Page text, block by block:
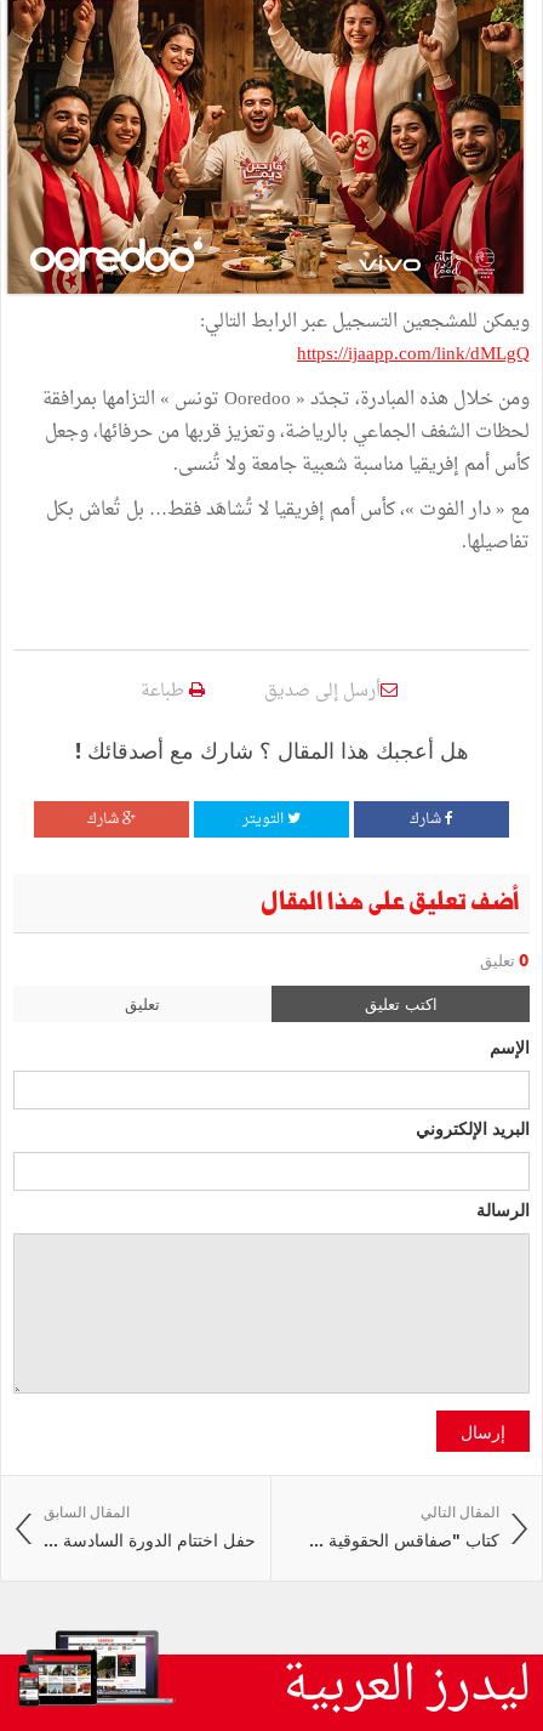
ويمكن للمشجعين التسجيل عبر الرابط التالي:
https://ijaapp.com/link/dMLgQ
ومن خلال هذه المبادرة، تجدّد « Ooredoo تونس » التزامها بمرافقة
لحظات الشغف الجماعي بالرياضة، وتعزيز قربها من حرفائها، وجعل
كأس أمم إفريقيا مناسبة شعبية جامعة ولا تُنسى.
مع « دار الفوت »، كأس أمم إفريقيا لا تُشاهَد فقط… بل تُعاش بكل
تفاصيلها.
أرسل إلى صديق طباعة
هل أعجبك هذا المقال ؟ شارك مع أصدقائك !
شارك التويتر شارك
أضف تعليق على هذا المقال
0 تعليق
اكتب تعليق تعليق
الإسم
البريد الإلكتروني
الرسالة
إرسال
المقال السابق
حفل اختتام الدورة السادسة ...
المقال التالي
كتاب "صفاقس الحقوقية ...
ليدرز العربية